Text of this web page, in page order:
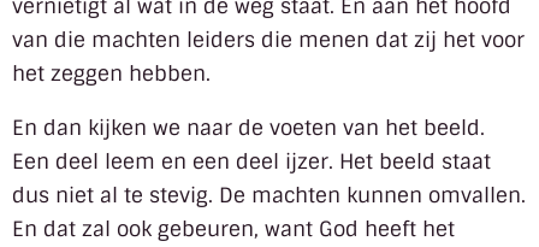
vernietigt al wat in de weg staat. En aan het hoofd
van die machten leiders die menen dat zij het voor
het zeggen hebben.
En dan kijken we naar de voeten van het beeld.
Een deel leem en een deel ijzer. Het beeld staat
dus niet al te stevig. De machten kunnen omvallen.
En dat zal ook gebeuren, want God heeft het